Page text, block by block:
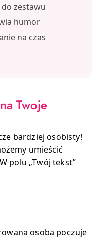
zestawu
humor
na czas
Twoje
bardziej osobisty!
umieścić
polu „Twój tekst”
osoba poczuje